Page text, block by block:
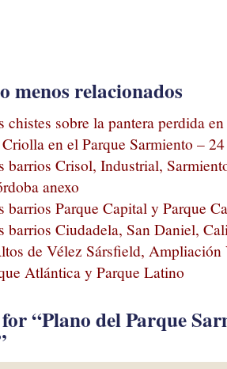
menos relacionados
chistes sobre la pantera perdida
en el Parque Sarmiento –
barrios Crisol, Industrial,
anexo
barrios Parque Capital y Parque
barrios Ciudadela, San Daniel,
de Vélez Sársfield,
Atlántica y Parque Latino
“Plano del Parque